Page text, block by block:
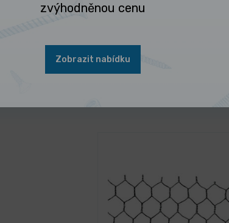
349,00 Kč
zvýhodněnou cenu
Zobrazit nabídku